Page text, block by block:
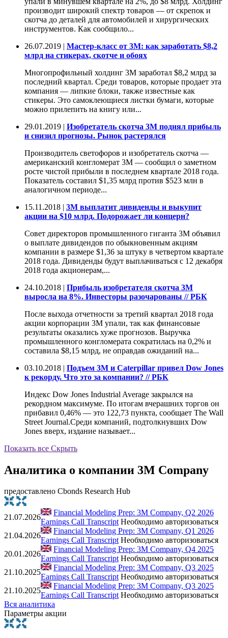
производит широкий спектр товаров — от скрепок и
скотча до деталей для автомобилей и хирургических
инструментов. Как сообщило...
26.07.2019 | Мастер-класс от 3M: как заработать $8,2
млрд на стикерах, скотче и обоях
Многопрофильный холдинг 3M заработал $8,2 млрд за
последний квартал. Среди товаров, которые продает эта
компания — липкие блоки, также известные как
стикеры. Это самоклеющиеся листки бумаги, которые
можно прилепить на книгу или...
29.01.2019 | Изобретатель скотча 3M поднял прибыль
и снизил прогнозы. Рынок растерялся
Производитель светофоров и изобретатель скотча —
американский конгломерат 3M — сообщил о заметном
росте чистой прибыли в последнем квартале 2018 года.
Показатель составил $1,35 млрд против $523 млн в
аналогичном периоде...
15.11.2018 | 3M выплатит дивиденды и выкупит
акции на $10 млрд. Подорожает ли концерн?
Совет директоров промышленного гиганта 3M объявил
о выплате дивидендов по обыкновенным акциям
компании в размере $1,36 за штуку в четвертом квартале
2018 года. Дивиденды будут выплачиваться с 12 декабря
2018 года акционерам,...
24.10.2018 | Прибыль изобретателя скотча 3M
выросла на 8%. Инвесторы разочарованы // РБК
После выхода отчетности за третий квартал 2018 года
акции корпорации 3M упали, так как финансовые
результаты оказались хуже прогнозов. Выручка
промышленного конгломерата сократилась на 0,2% и
составила $8,15 млрд, не оправдав ожиданий на...
03.10.2018 | Подъем 3М и Caterpillar привел Dow Jones
к рекорду. Что это за компании? // РБК
Индекс Dow Jones Industrial Average закрылся на
рекордном максимуме. По итогам вчерашних торгов он
прибавил 0,46% — это 122,73 пункта, сообщает The Wall
Street Journal.Среди компаний, подтолкнувших Dow
Jones вверх, издание называет...
Показать все Скрыть
Аналитика о компании 3M Company
предоставлено Cbonds Research Hub
21.07.2026
Financial Modeling Prep: 3M Company, Q2 2026
Earnings Call Transcript Необходимо авторизоваться
21.04.2026
Financial Modeling Prep: 3M Company, Q1 2026
Earnings Call Transcript Необходимо авторизоваться
20.01.2026
Financial Modeling Prep: 3M Company, Q4 2025
Earnings Call Transcript Необходимо авторизоваться
21.10.2025
Financial Modeling Prep: 3M Company, Q3 2025
Earnings Call Transcript Необходимо авторизоваться
21.10.2025
Financial Modeling Prep: 3M Company, Q3 2025
Earnings Call Transcript Необходимо авторизоваться
Вся аналитика
Параметры акции